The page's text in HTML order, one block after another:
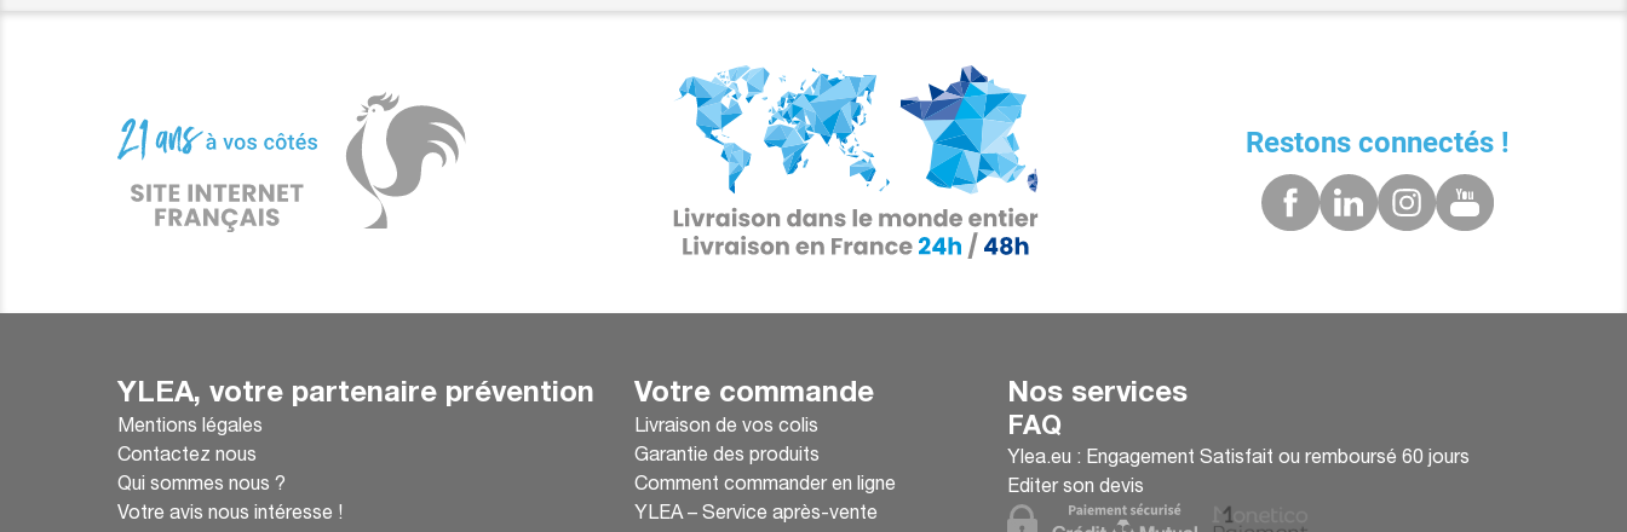
Restons connectés !
YLEA, votre partenaire prévention
Mentions légales
Contactez nous
Qui sommes nous ?
Votre avis nous intéresse !
Votre commande
Livraison de vos colis
Garantie des produits
Comment commander en ligne
YLEA – Service après-vente
Nos services
FAQ
Ylea.eu : Engagement Satisfait ou remboursé 60 jours
Editer son devis